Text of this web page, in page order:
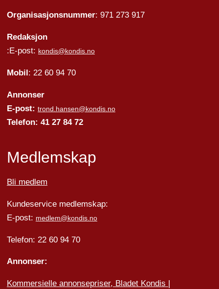
Organisasjonsnummer: 971 273 917
Redaksjon
:E-post: kondis@kondis.no
Mobil : 22 60 94 70
Annonser
E-post: trond.hansen@kondis.no
Telefon: 41 27 84 72
Medlemskap
Bli medlem
Kundeservice medlemskap:
E-post: medlem@kondis.no
Telefon: 22 60 94 70
Annonser:
Kommersielle annonsepriser, Bladet Kondis